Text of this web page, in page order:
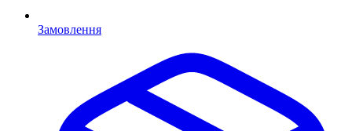
Замовлення